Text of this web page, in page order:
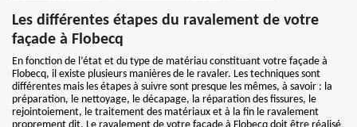
Les différentes étapes du ravalement de votre
façade à Flobecq
En fonction de l’état et du type de matériau constituant votre façade à
Flobecq, il existe plusieurs manières de le ravaler. Les techniques sont
différentes mais les étapes à suivre sont presque les mêmes, à savoir : la
préparation, le nettoyage, le décapage, la réparation des fissures, le
rejointoiement, le traitement des matériaux et à la fin le ravalement